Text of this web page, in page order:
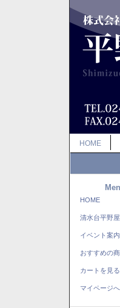
HOME
HOME
清水台平野
イベント案内
おすすめの
カートを見る
マイページへ